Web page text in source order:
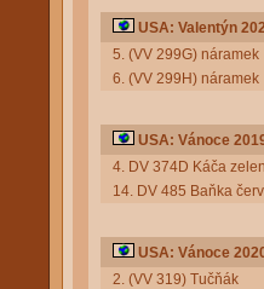
USA: Valentýn
5. (VV 299G) náramek
6. (VV 299H) náramek
USA: Vánoce
4. DV 374D Káča
14. DV 485 Baňka
USA: Vánoce
2. (VV 319) Tučňák